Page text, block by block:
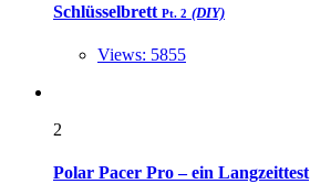
Schlüsselbrett Pt. 2 (DIY)
Views: 5855
2
Polar Pacer Pro – ein Langzeittest